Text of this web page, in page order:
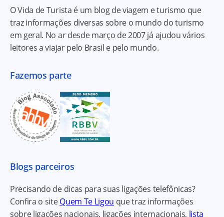
O Vida de Turista é um blog de viagem e turismo que
traz informações diversas sobre o mundo do turismo
em geral. No ar desde março de 2007 já ajudou vários
leitores a viajar pelo Brasil e pelo mundo.
Fazemos parte
Blogs parceiros
Precisando de dicas para suas ligações telefônicas?
Confira o siteQuem Te Ligou que traz informações
sobre ligações nacionais, ligações internacionais, lista